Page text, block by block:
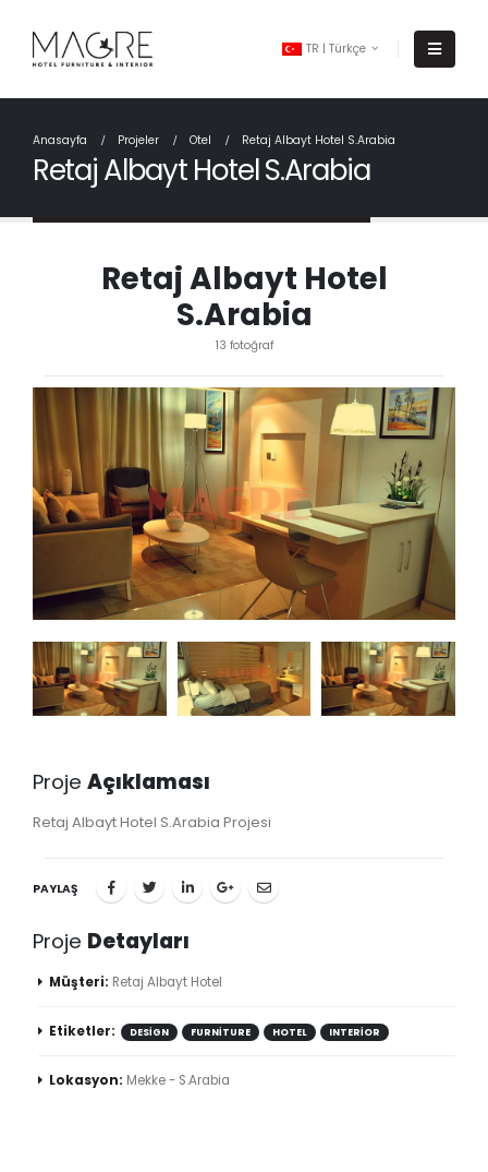
TR | Türkçe
Anasayfa Projeler Otel Retaj Albayt Hotel S.Arabia
Retaj Albayt Hotel S.Arabia
Retaj Albayt Hotel
S.Arabia
13 fotoğraf
Proje Açıklaması
Retaj Albayt Hotel S.Arabia Projesi
PAYLAŞ
Proje Detayları
Müşteri: Retaj Albayt Hotel
Etiketler: DESIGN FURNITURE HOTEL INTERIOR
Lokasyon: Mekke - S.Arabia